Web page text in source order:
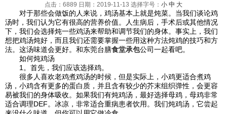
点击：6889 日期：2019-11-13 选择字号： 小 中 大
对于那些会做饭的人来说，鸡汤基本上就是炖菜。当我们谈论鸡
汤时，我们认为它有很高的营养价值。人生病后，手术后或其他情况
下，我们会选择炖一些鸡汤来帮助和调节我们的身体。事实上，我们
想把鸡汤炖好，而且我们还需要掌握一些用这种方法炖鸡的技巧和方
法。这汤味道会更好。和东莞台膳食堂承包公司一起看吧。
如何炖鸡汤
1。首先，我们应该选择鸡。
很多人喜欢老鸡煮鸡汤的时候，但是实际上，小鸡更适合煮鸡
汤，小鸡含有更多的蛋白质，并且含有较少的芥末组织弹性，会更容
易被我们的身体吸收。如果我们有炖鸡汤，最好选择母鸡，母鸡非常
适合调理DEF。冰凉，非常适合重病患者饮用。我们炖鸡汤，它尝起